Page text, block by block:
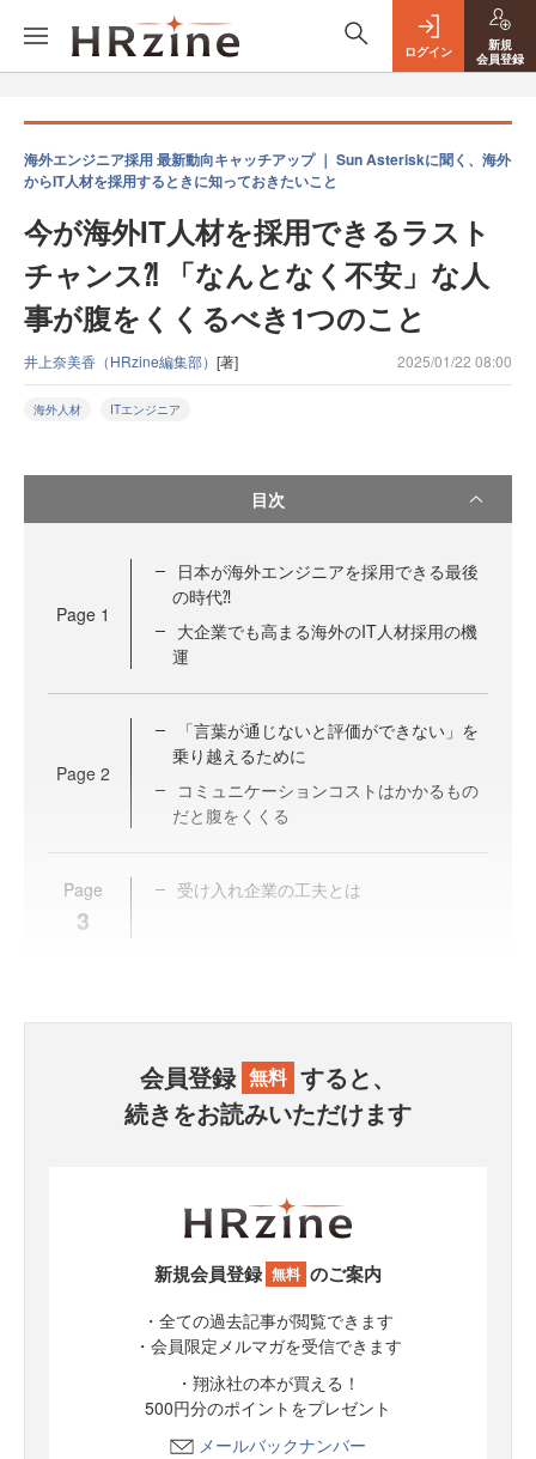
ログイン
新規
会員登録
海外エンジニア採用 最新動向キャッチアップ ｜ Sun Asteriskに聞く、海外
からIT人材を採用するときに知っておきたいこと
今が海外IT人材を採用できるラスト
チャンス⁈ 「なんとなく不安」な人
事が腹をくくるべき1つのこと
井上奈美香（HRzine編集部） [著] 2025/01/22 08:00
海外人材 ITエンジニア
目次
Page 1
日本が海外エンジニアを採用できる最後
の時代⁈
大企業でも高まる海外のIT人材採用の機
運
Page 2
「言葉が通じないと評価ができない」を
乗り越えるために
コミュニケーションコストはかかるもの
だと腹をくくる
Page
3
受け入れ企業の工夫とは
会員登録 無料 すると、
続きをお読みいただけます
新規会員登録 無料 のご案内
・全ての過去記事が閲覧できます
・会員限定メルマガを受信できます
・翔泳社の本が買える！
500円分のポイントをプレゼント
メールバックナンバー